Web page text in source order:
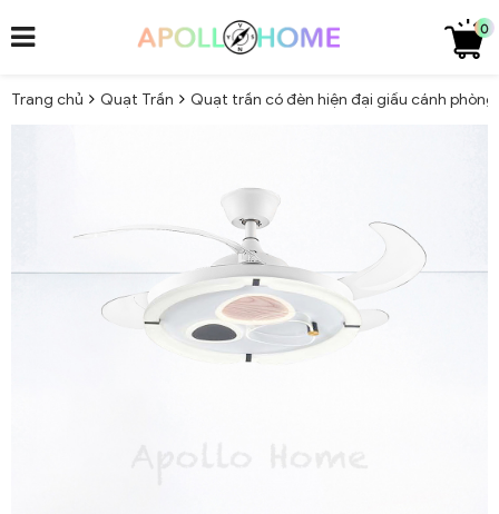
0
Trang chủ Quạt Trần Quạt trần có đèn hiện đại giấu cánh